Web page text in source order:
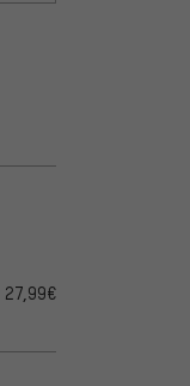
27,99€